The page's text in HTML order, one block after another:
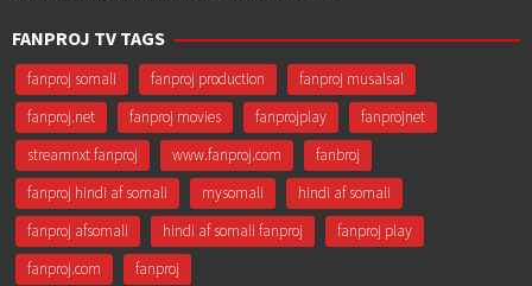
FANPROJ TV TAGS
fanproj somali fanproj production
fanproj musalsal
fanproj.net
fanproj movies fanprojplay
fanprojnet
streamnxt fanproj
www.fanproj.com
fanbroj
fanproj hindi af somali
mysomali
hindi af somali
fanproj afsomali
hindi af somali fanproj
fanproj play
fanproj.com
fanproj